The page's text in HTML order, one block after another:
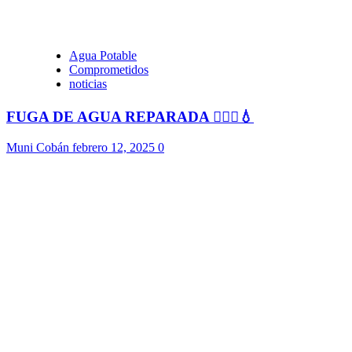
Agua Potable
Comprometidos
noticias
FUGA DE AGUA REPARADA 👷🏻‍♂️💧
Muni Cobán febrero 12, 2025 0